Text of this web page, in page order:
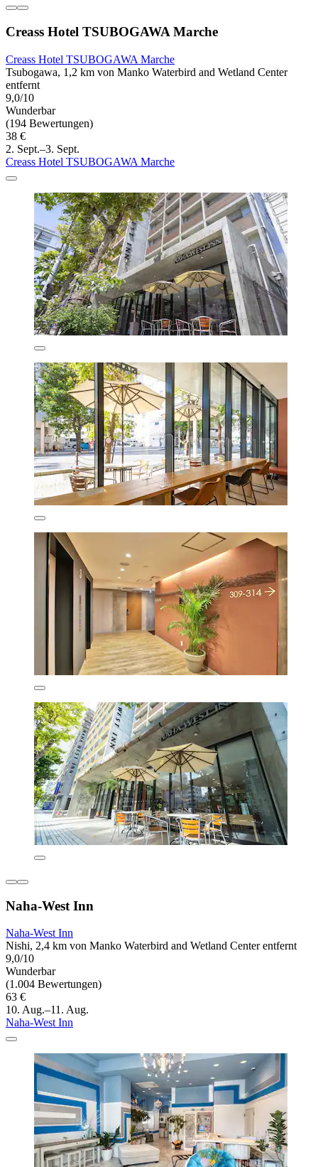
Creass Hotel TSUBOGAWA Marche
Creass Hotel TSUBOGAWA Marche
Tsubogawa, 1,2 km von Manko Waterbird and Wetland Center
entfernt
9,0/10
Wunderbar
(194 Bewertungen)
38 €
2. Sept.–3. Sept.
Creass Hotel TSUBOGAWA Marche
Naha-West Inn
Naha-West Inn
Nishi, 2,4 km von Manko Waterbird and Wetland Center entfernt
9,0/10
Wunderbar
(1.004 Bewertungen)
63 €
10. Aug.–11. Aug.
Naha-West Inn